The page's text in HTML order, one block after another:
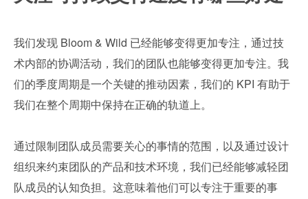
我们发现 Bloom & Wild 已经能够变得更加专注，通过技
术内部的协调活动，我们的团队也能够变得更加专注。我
们的季度周期是一个关键的推动因素，我们的 KPI 有助于
我们在整个周期中保持在正确的轨道上。
通过限制团队成员需要关心的事情的范围，以及通过设计
组织来约束团队的产品和技术环境，我们已经能够减轻团
队成员的认知负担。这意味着他们可以专注于重要的事